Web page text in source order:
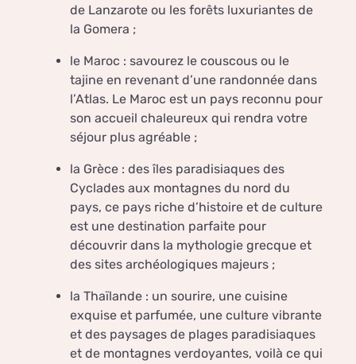
de Lanzarote ou les forêts luxuriantes de
la Gomera ;
le Maroc : savourez le couscous ou le
tajine en revenant d’une randonnée dans
l’Atlas. Le Maroc est un pays reconnu pour
son accueil chaleureux qui rendra votre
séjour plus agréable ;
la Grèce : des îles paradisiaques des
Cyclades aux montagnes du nord du
pays, ce pays riche d’histoire et de culture
est une destination parfaite pour
découvrir dans la mythologie grecque et
des sites archéologiques majeurs ;
la Thaïlande : un sourire, une cuisine
exquise et parfumée, une culture vibrante
et des paysages de plages paradisiaques
et de montagnes verdoyantes, voilà ce qui